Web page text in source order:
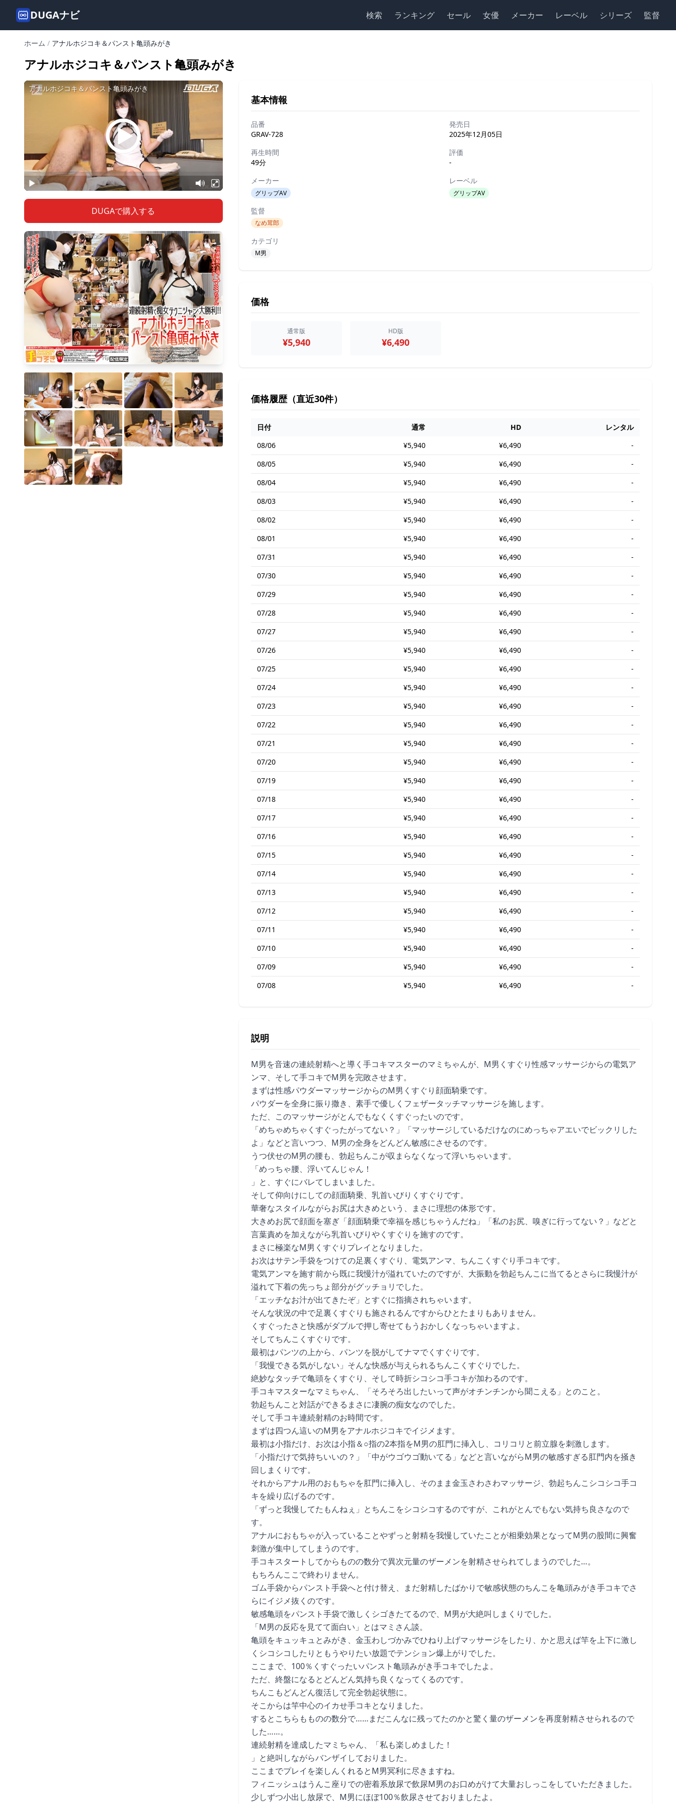
DUGAナビ 検索 ランキング セール 女優 メーカー レーベル シリーズ 監督
ホーム / アナルホジコキ＆パンスト亀頭みがき
アナルホジコキ＆パンスト亀頭みがき
DUGAで購入する
基本情報
品番
GRAV-728
発売日
2025年12月05日
再生時間
49分
評価
-
メーカー
グリップAV
レーベル
グリップAV
監督
なめ茸郎
カテゴリ
M男
価格
通常版
¥5,940
HD版
¥6,490
価格履歴（直近30件）
日付 通常 HD
レンタル
08/06
¥5,940 ¥6,490
-
08/05
¥5,940 ¥6,490
-
08/04
¥5,940 ¥6,490
-
08/03
¥5,940 ¥6,490
-
08/02
¥5,940 ¥6,490
-
08/01
¥5,940 ¥6,490
-
07/31
¥5,940 ¥6,490
-
07/30
¥5,940 ¥6,490
-
07/29
¥5,940 ¥6,490
-
07/28
¥5,940 ¥6,490
-
07/27
¥5,940 ¥6,490
-
07/26
¥5,940 ¥6,490
-
07/25
¥5,940 ¥6,490
-
07/24
¥5,940 ¥6,490
-
07/23
¥5,940 ¥6,490
-
07/22
¥5,940 ¥6,490
-
07/21
¥5,940 ¥6,490
-
07/20
¥5,940 ¥6,490
-
07/19
¥5,940 ¥6,490
-
07/18
¥5,940 ¥6,490
-
07/17
¥5,940 ¥6,490
-
07/16
¥5,940 ¥6,490
-
07/15
¥5,940 ¥6,490
-
07/14
¥5,940 ¥6,490
-
07/13
¥5,940 ¥6,490
-
07/12
¥5,940 ¥6,490
-
07/11
¥5,940 ¥6,490
-
07/10
¥5,940 ¥6,490
-
07/09
¥5,940 ¥6,490
-
07/08
¥5,940 ¥6,490 -
説明
M男を音速の連続射精へと導く手コキマスターのマミちゃんが、M男くすぐり性感マッサージからの電気ア
ンマ、そして手コキでM男を完敗させます。
まずは性感パウダーマッサージからのM男くすぐり顔面騎乗です。
パウダーを全身に振り撒き、素手で優しくフェザータッチマッサージを施します。
ただ、このマッサージがとんでもなくくすぐったいのです。
「めちゃめちゃくすぐったがってない？」「マッサージしているだけなのにめっちゃアエいでビックリした
よ」などと言いつつ、M男の全身をどんどん敏感にさせるのです。
うつ伏せのM男の腰も、勃起ちんこが収まらなくなって浮いちゃいます。
「めっちゃ腰、浮いてんじゃん！
」と、すぐにバレてしまいました。
そして仰向けにしての顔面騎乗、乳首いびりくすぐりです。
華奢なスタイルながらお尻は大きめという、まさに理想の体形です。
大きめお尻で顔面を塞ぎ「顔面騎乗で幸福を感じちゃうんだね」「私のお尻、嗅ぎに行ってない？」などと
言葉責めを加えながら乳首いびりやくすぐりを施すのです。
まさに極楽なM男くすぐりプレイとなりました。
お次はサテン手袋をつけての足裏くすぐり、電気アンマ、ちんこくすぐり手コキです。
電気アンマを施す前から既に我慢汁が溢れていたのですが、大振動を勃起ちんこに当てるとさらに我慢汁が
溢れて下着の先っちょ部分がグッチョリでした。
「エッチなお汁が出てきたぞ」とすぐに指摘されちゃいます。
そんな状況の中で足裏くすぐりも施されるんですからひとたまりもありません。
くすぐったさと快感がダブルで押し寄せてもうおかしくなっちゃいますよ。
そしてちんこくすぐりです。
最初はパンツの上から、パンツを脱がしてナマでくすぐりです。
「我慢できる気がしない」そんな快感が与えられるちんこくすぐりでした。
絶妙なタッチで亀頭をくすぐり、そして時折シコシコ手コキが加わるのです。
手コキマスターなマミちゃん、「そろそろ出したいって声がオチンチンから聞こえる」とのこと。
勃起ちんこと対話ができるまさに凄腕の痴女なのでした。
そして手コキ連続射精のお時間です。
まずは四つん這いのM男をアナルホジコキでイジメます。
最初は小指だけ、お次は小指＆○指の2本指をM男の肛門に挿入し、コリコリと前立腺を刺激します。
「小指だけで気持ちいいの？」「中がウゴウゴ動いてる」などと言いながらM男の敏感すぎる肛門内を掻き
回しまくりです。
それからアナル用のおもちゃを肛門に挿入し、そのまま金玉さわさわマッサージ、勃起ちんこシコシコ手コ
キを繰り広げるのです。
「ずっと我慢してたもんねぇ」とちんこをシコシコするのですが、これがとんでもない気持ち良さなので
す。
アナルにおもちゃが入っていることやずっと射精を我慢していたことが相乗効果となってM男の股間に興奮
刺激が集中してしまうのです。
手コキスタートしてからものの数分で異次元量のザーメンを射精させられてしまうのでした…。
もちろんここで終わりません。
ゴム手袋からパンスト手袋へと付け替え、まだ射精したばかりで敏感状態のちんこを亀頭みがき手コキでさ
らにイジメ抜くのです。
敏感亀頭をパンスト手袋で激しくシゴきたてるので、M男が大絶叫しまくりでした。
「M男の反応を見てて面白い」とはマミさん談。
亀頭をキュッキュとみがき、金玉わしづかみでひねり上げマッサージをしたり、かと思えば竿を上下に激し
くシコシコしたりともうやりたい放題でテンション爆上がりでした。
ここまで、100％くすぐったいパンスト亀頭みがき手コキでしたよ。
ただ、終盤になるとどんどん気持ち良くなってくるのです。
ちんこもどんどん復活して完全勃起状態に。
そこからは竿中心のイカせ手コキとなりました。
するとこちらもものの数分で……まだこんなに残ってたのかと驚く量のザーメンを再度射精させられるので
した……。
連続射精を達成したマミちゃん、「私も楽しめました！
」と絶叫しながらバンザイしておりました。
ここまでプレイを楽しんくれるとM男冥利に尽きますね。
フィニッシュはうんこ座りでの密着系放尿で飲尿M男のお口めがけて大量おしっこをしていただきました。
少しずつ小出し放尿で、M男にほぼ100％飲尿させておりましたよ。